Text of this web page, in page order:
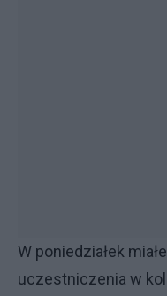
W poniedziałek
uczestniczenia w